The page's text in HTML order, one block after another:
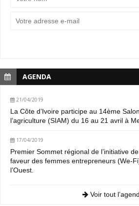
AGENDA
21/04/2019
La Côte d’Ivoire participe au 14ème
l’agriculture (SIAM) du 16 au 21 avril à
17/04/2019
Premier Sommet régional de l’initiative
faveur des femmes entrepreneurs (We-
l’Ouest.
Voir tout